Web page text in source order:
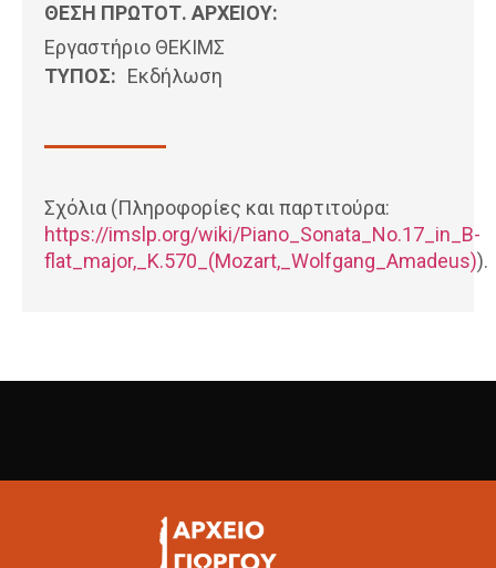
ΘΕΣΗ ΠΡΩΤΟΤ. ΑΡΧΕΙΟΥ:
Εργαστήριο ΘΕΚΙΜΣ
ΤΥΠΟΣ: Εκδήλωση
Σχόλια (Πληροφορίες και παρτιτούρα:
https://imslp.org/wiki/Piano_Sonata_No.17_in_B-
flat_major,_K.570_(Mozart,_Wolfgang_Amadeus)).